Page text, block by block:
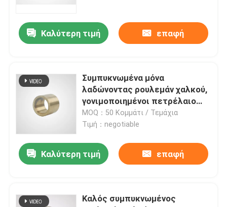
DX ρουλεμάν
Τυλιγμένα ρουλεμάν χαλκού
Στερεοί δακτύλιοι χαλκού
Μόνο λαδώνοντας πλυντήριο ώθησης
Μόνα πιάτα ένδυσης λιπαντικού ελαίου
Καλύτερη τιμή επαφή
Συμπυκνωμένα μόνα
λαδώνοντας ρουλεμάν χαλκού,
γονιμοποιημένοι πετρέλαιο
δακτύλιοι χαλκού
MOQ：50 Κομμάτι / Τεμάχια
Τιμή：negotiable
Καλύτερη τιμή επαφή
Καλός συμπυκνωμένος